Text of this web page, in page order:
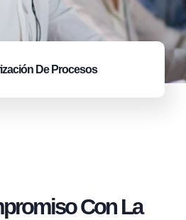
De Procesos
Con La